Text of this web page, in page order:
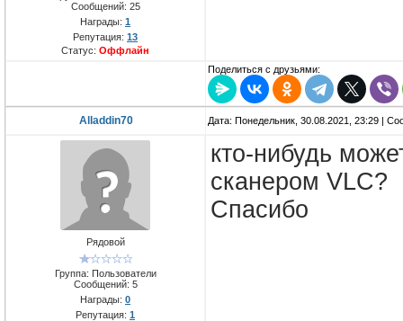
Сообщений: 25
Награды: 1
Репутация: 13
Статус: Оффлайн
Поделиться с друзьями:
Alladdin70 Дата: Понедельник, 30.08.2021, 23:29 |
Рядовой
Группа: Пользователи
Сообщений: 5
Награды: 0
Репутация: 1
кто-нибудь
сканером VLC?
Спасибо